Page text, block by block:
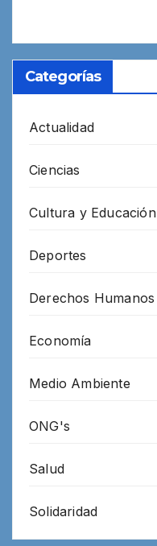
Categorías
Actualidad
Ciencias
Cultura y Educación
Deportes
Derechos Humanos
Economía
Medio Ambiente
ONG's
Salud
Solidaridad